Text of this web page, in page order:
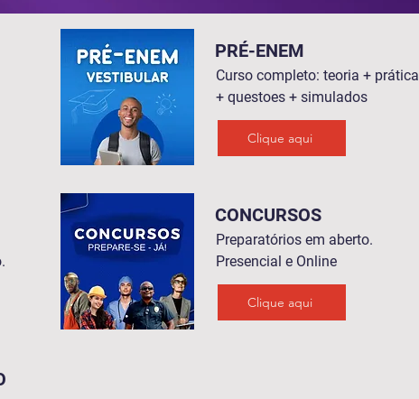
PRÉ-ENEM
Curso completo: teoria + prática
+ questoes + simulados
Clique aqui
CONCURSOS
Preparatórios em aberto.
Presencial e Online
Clique aqui